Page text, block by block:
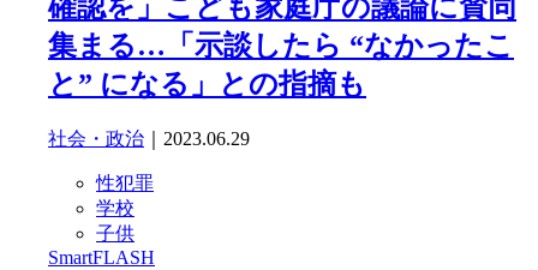
確認を」こども家庭庁の議論に賛同
集まる…「示談したら “なかったこ
と” になる」との指摘も
社会・政治 ｜2023.06.29
性犯罪
学校
子供
SmartFLASH